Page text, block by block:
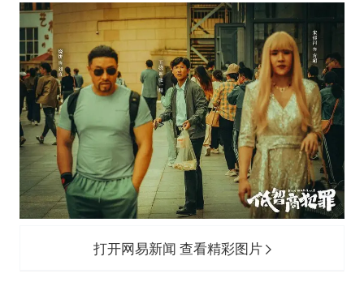
打开网易新闻 查看精彩图片